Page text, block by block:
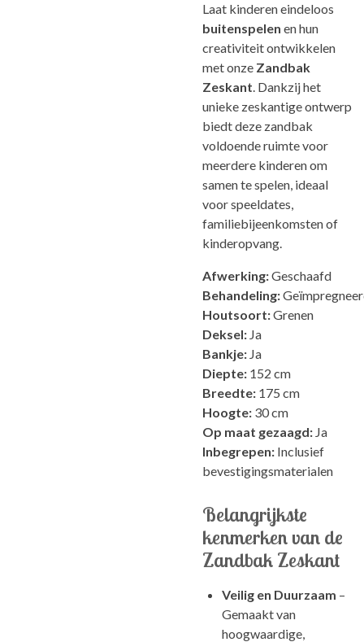
Laat kinderen eindeloos
buitenspelen en hun
creativiteit ontwikkelen
met onze Zandbak
Zeskant. Dankzij het
unieke zeskantige ontwerp
biedt deze zandbak
voldoende ruimte voor
meerdere kinderen om
samen te spelen, ideaal
voor speeldates,
familiebijeenkomsten of
kinderopvang.
Afwerking:Geschaafd
Behandeling:
Houtsoort:Grenen
Deksel: Ja
Bankje: Ja
Diepte: 152 cm
Breedte: 175 cm
Hoogte: 30 cm
Op maat gezaagd: Ja
Inbegrepen: Inclusief
bevestigingsmaterialen
Belangrijkste
kenmerken van de
Zandbak Zeskant
Veilig en Duurzaam –
Gemaakt van
hoogwaardige,